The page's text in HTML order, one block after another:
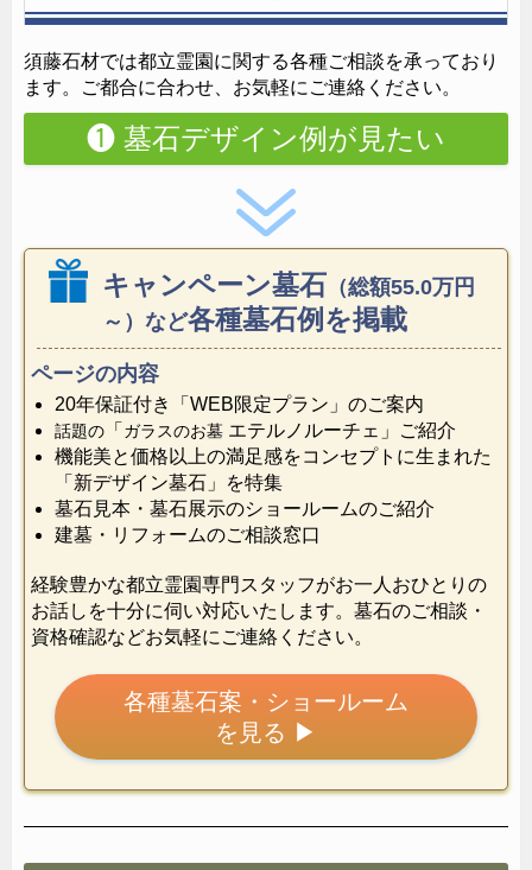
須藤石材では都立霊園に関する各種ご相談を承っており
ます。ご都合に合わせ、お気軽にご連絡ください。
❶ 墓石デザイン例が見たい
キャンペーン墓石 （総額55.0万円
～）など各種墓石例を掲載
ページの内容
20年保証付き「WEB限定プラン」のご案内
話題の 「 ガラスのお墓 エテルノルーチェ」ご紹介
機能美と価格以上の満足感をコンセプトに生まれた
「新デザイン墓石」を特集
墓石見本・墓石展示のショールームのご紹介
建墓・リフォームのご相談窓口
経験豊かな都立霊園専門スタッフがお一人おひとりの
お話しを十分に伺い対応いたします。墓石のご相談・
資格確認などお気軽にご連絡ください。
各種墓石案・ショールーム
を見る ▶